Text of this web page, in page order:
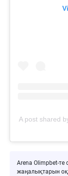
A post shared
Arena Olimpbet-
жаңалықтарын